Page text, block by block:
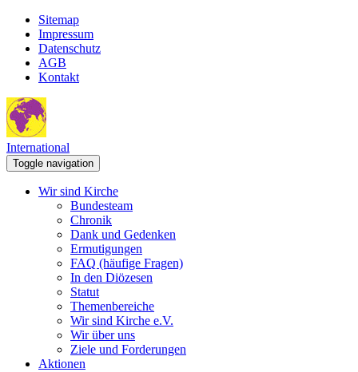
Sitemap
Impressum
Datenschutz
AGB
Kontakt
International
Toggle navigation
Wir sind Kirche
Bundesteam
Chronik
Dank und Gedenken
Ermutigungen
FAQ (häufige Fragen)
In den Diözesen
Statut
Themenbereiche
Wir sind Kirche e.V.
Wir über uns
Ziele und Forderungen
Aktionen